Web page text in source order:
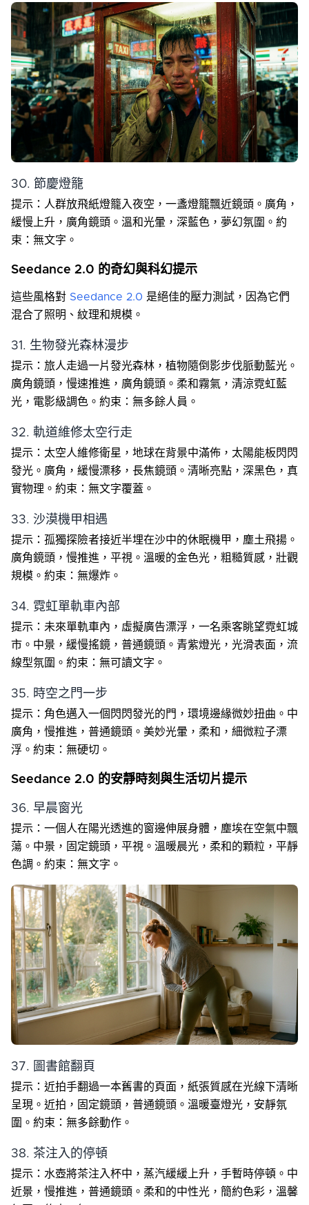
30. 節慶燈籠
提示：人群放飛紙燈籠入夜空，一盞燈籠飄近鏡頭。廣角，
緩慢上升，廣角鏡頭。溫和光暈，深藍色，夢幻氛圍。約
束：無文字。
Seedance 2.0 的奇幻與科幻提示
這些風格對 Seedance 2.0 是絕佳的壓力測試，因為它們
混合了照明、紋理和規模。
31. 生物發光森林漫步
提示：旅人走過一片發光森林，植物隨倒影步伐脈動藍光。
廣角鏡頭，慢速推進，廣角鏡頭。柔和霧氣，清涼霓虹藍
光，電影級調色。約束：無多餘人員。
32. 軌道維修太空行走
提示：太空人維修衛星，地球在背景中滿佈，太陽能板閃閃
發光。廣角，緩慢漂移，長焦鏡頭。清晰亮點，深黑色，真
實物理。約束：無文字覆蓋。
33. 沙漠機甲相遇
提示：孤獨探險者接近半埋在沙中的休眠機甲，塵土飛揚。
廣角鏡頭，慢推進，平視。溫暖的金色光，粗糙質感，壯觀
規模。約束：無爆炸。
34. 霓虹單軌車內部
提示：未來單軌車內，虛擬廣告漂浮，一名乘客眺望霓虹城
市。中景，緩慢搖鏡，普通鏡頭。青紫燈光，光滑表面，流
線型氛圍。約束：無可讀文字。
35. 時空之門一步
提示：角色邁入一個閃閃發光的門，環境邊緣微妙扭曲。中
廣角，慢推進，普通鏡頭。美妙光暈，柔和，細微粒子漂
浮。約束：無硬切。
Seedance 2.0 的安靜時刻與生活切片提示
36. 早晨窗光
提示：一個人在陽光透進的窗邊伸展身體，塵埃在空氣中飄
蕩。中景，固定鏡頭，平視。溫暖晨光，柔和的顆粒，平靜
色調。約束：無文字。
37. 圖書館翻頁
提示：近拍手翻過一本舊書的頁面，紙張質感在光線下清晰
呈現。近拍，固定鏡頭，普通鏡頭。溫暖臺燈光，安靜氛
圍。約束：無多餘動作。
38. 茶注入的停頓
提示：水壺將茶注入杯中，蒸汽緩緩上升，手暫時停頓。中
近景，慢推進，普通鏡頭。柔和的中性光，簡約色彩，溫馨